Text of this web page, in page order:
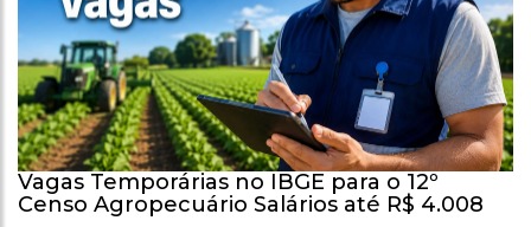
Vagas Temporárias no IBGE para o 12º
Censo Agropecuário Salários até R$ 4.008